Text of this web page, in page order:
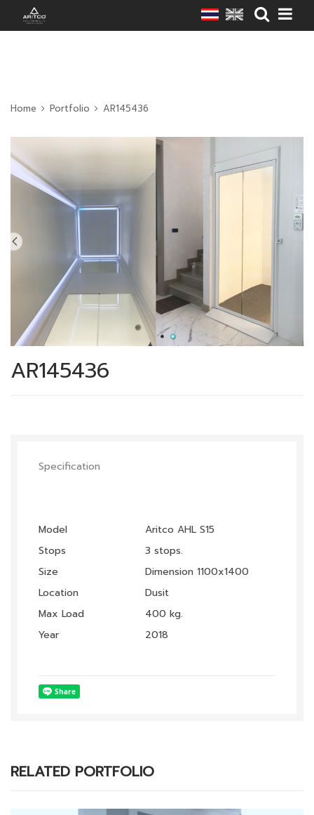
Home Portfolio AR145436
AR145436
Specification
Model
Aritco AHL S15
Stops
3 stops.
Size
Dimension 1100x1400
Location
Dusit
Max Load
400 kg.
Year
2018
RELATED PORTFOLIO